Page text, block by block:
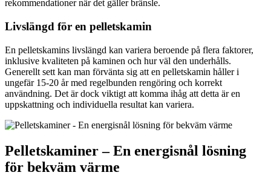
rekommendationer när det gäller bränsle.
Livslängd för en pelletskamin
En pelletskamins livslängd kan variera beroende på flera faktorer,
inklusive kvaliteten på kaminen och hur väl den underhålls.
Generellt sett kan man förvänta sig att en pelletskamin håller i
ungefär 15-20 år med regelbunden rengöring och korrekt
användning. Det är dock viktigt att komma ihåg att detta är en
uppskattning och individuella resultat kan variera.
Pelletskaminer – En energisnål lösning
för bekväm värme